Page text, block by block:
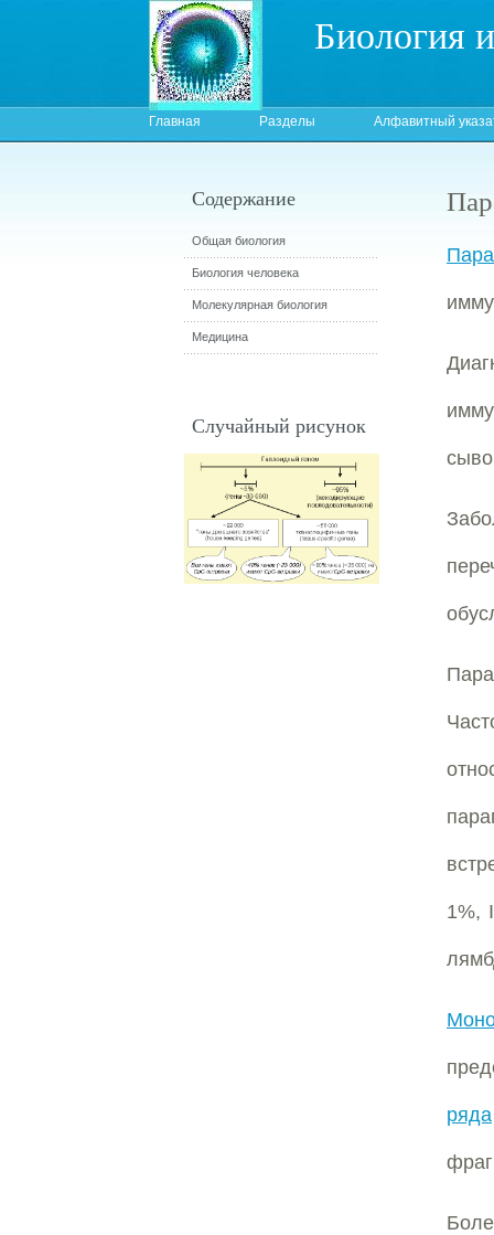
Биология
Главная Разделы Алфавитный
1%,
ряда
Содержание
Общая биология
Биология человека
Молекулярная биология
Медицина
Случайный рисунок